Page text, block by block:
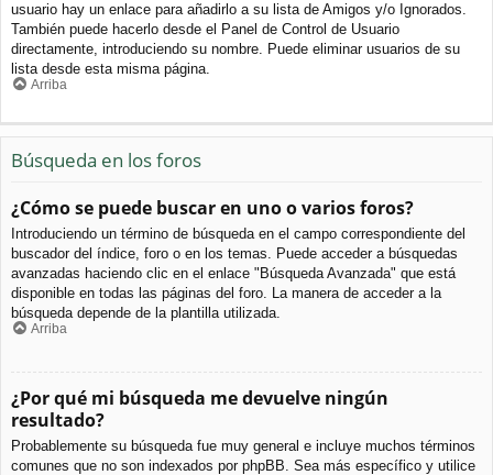
usuario hay un enlace para añadirlo a su lista de Amigos y/o Ignorados.
También puede hacerlo desde el Panel de Control de Usuario
directamente, introduciendo su nombre. Puede eliminar usuarios de su
lista desde esta misma página.
Arriba
Búsqueda en los foros
¿Cómo se puede buscar en uno o varios foros?
Introduciendo un término de búsqueda en el campo correspondiente del
buscador del índice, foro o en los temas. Puede acceder a búsquedas
avanzadas haciendo clic en el enlace "Búsqueda Avanzada" que está
disponible en todas las páginas del foro. La manera de acceder a la
búsqueda depende de la plantilla utilizada.
Arriba
¿Por qué mi búsqueda me devuelve ningún
resultado?
Probablemente su búsqueda fue muy general e incluye muchos términos
comunes que no son indexados por phpBB. Sea más específico y utilice